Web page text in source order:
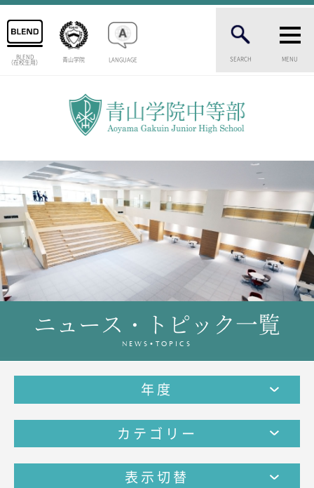
BLEND
（在校生用） 青山学院 LANGUAGE SEARCH MENU
中等部の歴史
特色ある教育
生徒数・教職員数
一貫校の流れ
卒業生インタビュー
校舎情報
メディアライブラリー
教育の特色・紹介
教育課程
教科学習
ニュース・トピック一覧
NEWS•TOPICS
年度
カテゴリー
表示切替